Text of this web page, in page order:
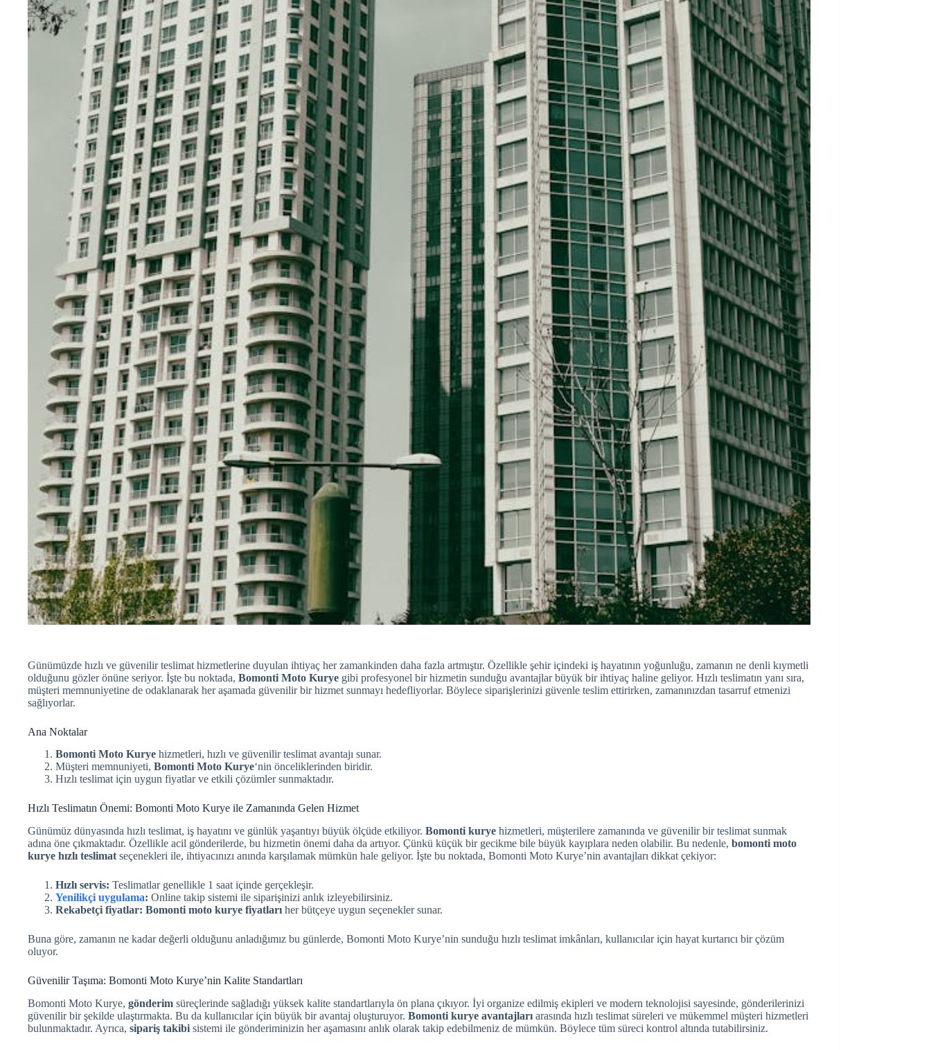
Günümüzde hızlı ve güvenilir teslimat hizmetlerine duyulan ihtiyaç her zamankinden daha fazla artmıştır. Özellikle şehir içindeki iş hayatının yoğunluğu, zamanın ne denli kıymetli
olduğunu gözler önüne seriyor. İşte bu noktada, Bomonti Moto Kurye gibi profesyonel bir hizmetin sunduğu avantajlar büyük bir ihtiyaç haline geliyor. Hızlı teslimatın yanı sıra,
müşteri memnuniyetine de odaklanarak her aşamada güvenilir bir hizmet sunmayı hedefliyorlar. Böylece siparişlerinizi güvenle teslim ettirirken, zamanınızdan tasarruf etmenizi
sağlıyorlar.
Ana Noktalar
Bomonti Moto Kurye hizmetleri, hızlı ve güvenilir teslimat avantajı sunar.
Müşteri memnuniyeti, Bomonti Moto Kurye‘nin önceliklerinden biridir.
Hızlı teslimat için uygun fiyatlar ve etkili çözümler sunmaktadır.
Hızlı Teslimatın Önemi: Bomonti Moto Kurye ile Zamanında Gelen Hizmet
Günümüz dünyasında hızlı teslimat, iş hayatını ve günlük yaşantıyı büyük ölçüde etkiliyor. Bomonti kurye hizmetleri, müşterilere zamanında ve güvenilir bir teslimat sunmak
adına öne çıkmaktadır. Özellikle acil gönderilerde, bu hizmetin önemi daha da artıyor. Çünkü küçük bir gecikme bile büyük kayıplara neden olabilir. Bu nedenle, bomonti moto
kurye hızlı teslimat seçenekleri ile, ihtiyacınızı anında karşılamak mümkün hale geliyor. İşte bu noktada, Bomonti Moto Kurye’nin avantajları dikkat çekiyor:
Hızlı servis: Teslimatlar genellikle 1 saat içinde gerçekleşir.
Yenilikçi uygulama: Online takip sistemi ile siparişinizi anlık izleyebilirsiniz.
Rekabetçi fiyatlar: Bomonti moto kurye fiyatları her bütçeye uygun seçenekler sunar.
Buna göre, zamanın ne kadar değerli olduğunu anladığımız bu günlerde, Bomonti Moto Kurye’nin sunduğu hızlı teslimat imkânları, kullanıcılar için hayat kurtarıcı bir çözüm
oluyor.
Güvenilir Taşıma: Bomonti Moto Kurye’nin Kalite Standartları
Bomonti Moto Kurye, gönderim süreçlerinde sağladığı yüksek kalite standartlarıyla ön plana çıkıyor. İyi organize edilmiş ekipleri ve modern teknolojisi sayesinde, gönderilerinizi
güvenilir bir şekilde ulaştırmakta. Bu da kullanıcılar için büyük bir avantaj oluşturuyor. Bomonti kurye avantajları arasında hızlı teslimat süreleri ve mükemmel müşteri hizmetleri
bulunmaktadır. Ayrıca, sipariş takibi sistemi ile gönderiminizin her aşamasını anlık olarak takip edebilmeniz de mümkün. Böylece tüm süreci kontrol altında tutabilirsiniz.